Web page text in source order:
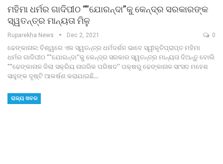
ମହିମା ଧର୍ମର ଗାଦିପୀଠ “”ଯୋରନ୍ଦା”କୁ କେନ୍ଦ୍ର ସରକାରଙ୍କ
ସ୍ୱତନ୍ତ୍ର ମାନ୍ୟତା ମିଳୁ
Ruparekha News Dec 2, 2021 0
ଢେଙ୍କାନାଳ: ବିଶ୍ୱରେ ଏକ ସ୍ୱତନ୍ତ୍ର ଧର୍ମଦର୍ଶନ ଭାବେ ସ୍ୱୀକୃତିପ୍ରାପ୍ତ ମହିମା
ଧର୍ମର ଗାଦିପୀଠ ""ଯୋରନ୍ଦା''କୁ କେନ୍ଦ୍ର ସରକାର ସ୍ୱତନ୍ତ୍ର ମାନ୍ୟତା ଦିଅନ୍ତୁ ବୋଲି
""ଢେଙ୍କାନାଳ ଜିଲା ସକ୍ରିୟ ନାଗରିକ ପରିଷଦ'' ପକ୍ଷରୁ ଢେଙ୍କାନାଳ ସାଂସଦ ମହେଶ
ସାହୁଙ୍କ ଦୃଷ୍ଟି ଆକର୍ଷଣ କରାଯାଇଛି…
ରାଜ୍ୟ ଖବର